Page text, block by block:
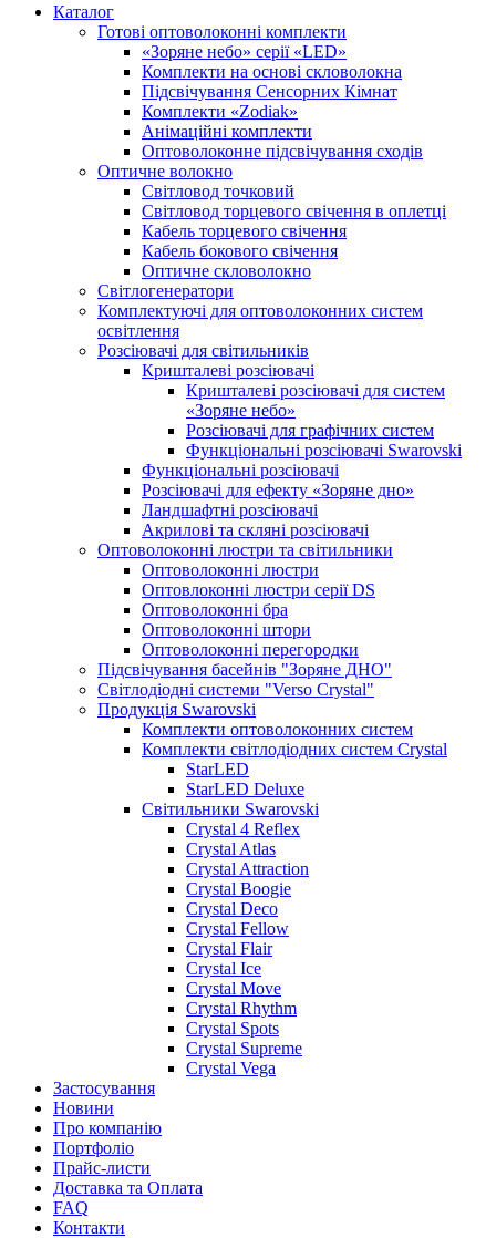
Каталог
Готові оптоволоконні комплекти
«Зоряне небо» серії «LED»
Комплекти на основі скловолокна
Підсвічування Сенсорних Кімнат
Комплекти «Zodiak»
Анімаційні комплекти
Оптоволоконне підсвічування сходів
Оптичне волокно
Світловод точковий
Світловод торцевого свічення в оплетці
Кабель торцевого свічення
Кабель бокового свічення
Оптичне скловолокно
Світлогенератори
Комплектуючі для оптоволоконних систем
освітлення
Розсіювачі для світильників
Кришталеві розсіювачі
Кришталеві розсіювачі для систем
«Зоряне небо»
Розсіювачі для графічних систем
Функціональні розсіювачі Swarovski
Функціональні розсіювачі
Розсіювачі для ефекту «Зоряне дно»
Ландшафтні розсіювачі
Акрилові та скляні розсіювачі
Оптоволоконні люстри та світильники
Оптоволоконні люстри
Оптовлоконні люстри серії DS
Оптоволоконні бра
Оптоволоконні штори
Оптоволоконні перегородки
Підсвічування басейнів "Зоряне ДНО"
Світлодіодні системи "Verso Crystal"
Продукція Swarovski
Комплекти оптоволоконних систем
Комплекти світлодіодних систем Crystal
StarLED
StarLED Deluxe
Світильники Swarovski
Crystal 4 Reflex
Crystal Atlas
Crystal Attraction
Crystal Boogie
Crystal Deco
Crystal Fellow
Crystal Flair
Crystal Ice
Crystal Move
Crystal Rhythm
Crystal Spots
Crystal Supreme
Crystal Vega
Застосування
Новини
Про компанію
Портфоліо
Прайс-листи
Доставка та Оплата
FAQ
Контакти